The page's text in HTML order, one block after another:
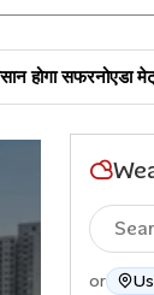
लाइन के दो नए रूट
or